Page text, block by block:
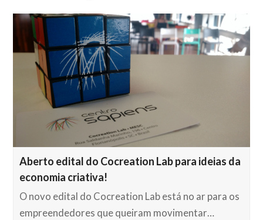
Aberto edital do Cocreation Lab para ideias da
economia criativa!
O novo edital do Cocreation Lab está no ar para os
empreendedores que queiram movimentar…